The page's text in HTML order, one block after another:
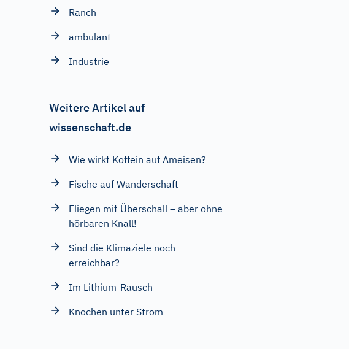
Ranch
ambulant
Industrie
Weitere Artikel auf
wissenschaft.de
Wie wirkt Koffein auf Ameisen?
Fische auf Wanderschaft
Fliegen mit Überschall – aber ohne
hörbaren Knall!
Sind die Klimaziele noch
erreichbar?
Im Lithium-Rausch
Knochen unter Strom